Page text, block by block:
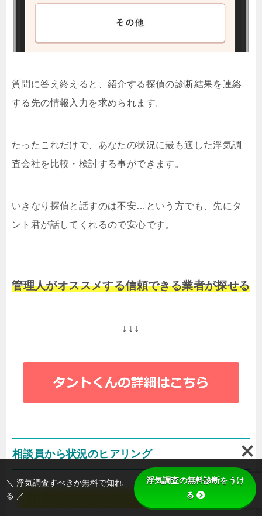
質問に答え終えると、紹介する探偵の診断結果を連絡
する先の情報入力を求められます。
たったこれだけで、あなたの状況に最も適した浮気調
査会社を比較・検討する事ができます。
いきなり探偵と話すのは不安…という方でも、先にタ
ント君が話してくれるので安心です。
管理人がオススメする信頼できる業者が探せる
↓↓↓
相談員から状況のヒアリング
＼ 浮気調査すべきか無料で知れ
る ／
浮気調査の無料診断をうけ
る